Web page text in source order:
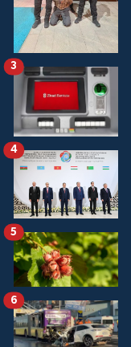
3
4
5
6